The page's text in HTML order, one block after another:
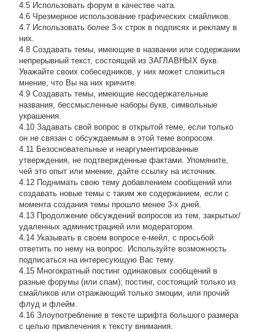
4.5 Использовать форум в качестве чата.
4.6 Чрезмерное использование графических смайликов.
4.7 Использовать более 3-х строк в подписях и рекламу в
них.
4.8 Создавать темы, имеющие в названии или содержании
непрерывный текст, состоящий из ЗАГЛАВНЫХ букв.
Уважайте своих собеседников, у них может сложиться
мнение, что Вы на них кричите.
4.9 Создавать темы, имеющие несодержательные
названия, бессмысленные наборы букв, символьные
украшения.
4.10 Задавать свой вопрос в открытой теме, если только
он не связан с обсуждаемым в этой теме вопросом.
4.11 Безосновательные и неаргументированные
утверждения, не подтвержденные фактами. Упомяните,
чей это опыт или мнение, дайте ссылку на источник.
4.12 Поднимать свою тему добавлением сообщений или
создавать новые темы с таким же содержанием, если с
момента создания темы прошло менее 3-х дней.
4.13 Продолжение обсyждений вопросов из тем, закpытых/
удаленных администрацией или модератором.
4.14 Указывать в своем вопросе е-мейл, с просьбой
ответить по нему на вопрос. Используйте возможность
подписаться на интересующую Вас тему.
4.15 Многократный постинг одинаковых сообщений в
разные форумы (или спам); постинг, состоящий только из
смайликов или отражающий только эмоции, или прочий
флуд и флейм.
4.16 Злоупотребление в тексте шрифта большого размера
с целью привлечения к тексту внимания.